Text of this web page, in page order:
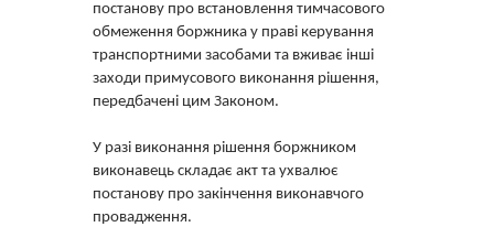
постанову про встановлення тимчасового
обмеження боржника у праві керування
транспортними засобами та вживає інші
заходи примусового виконання рішення,
передбачені цим Законом.
У разі виконання рішення боржником
виконавець складає акт та ухвалює
постанову про закінчення виконавчого
провадження.